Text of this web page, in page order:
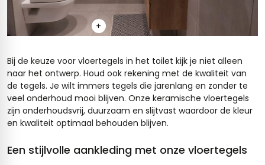
+
Bij de keuze voor vloertegels in het toilet kijk je niet alleen
naar het ontwerp. Houd ook rekening met de kwaliteit van
de tegels. Je wilt immers tegels die jarenlang en zonder te
veel onderhoud mooi blijven. Onze keramische vloertegels
zijn onderhoudsvrij, duurzaam en slijtvast waardoor de kleur
en kwaliteit optimaal behouden blijven.
Een stijlvolle aankleding met onze vloertegels